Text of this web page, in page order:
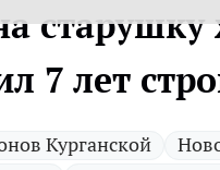
старушку
7 лет
Курганской